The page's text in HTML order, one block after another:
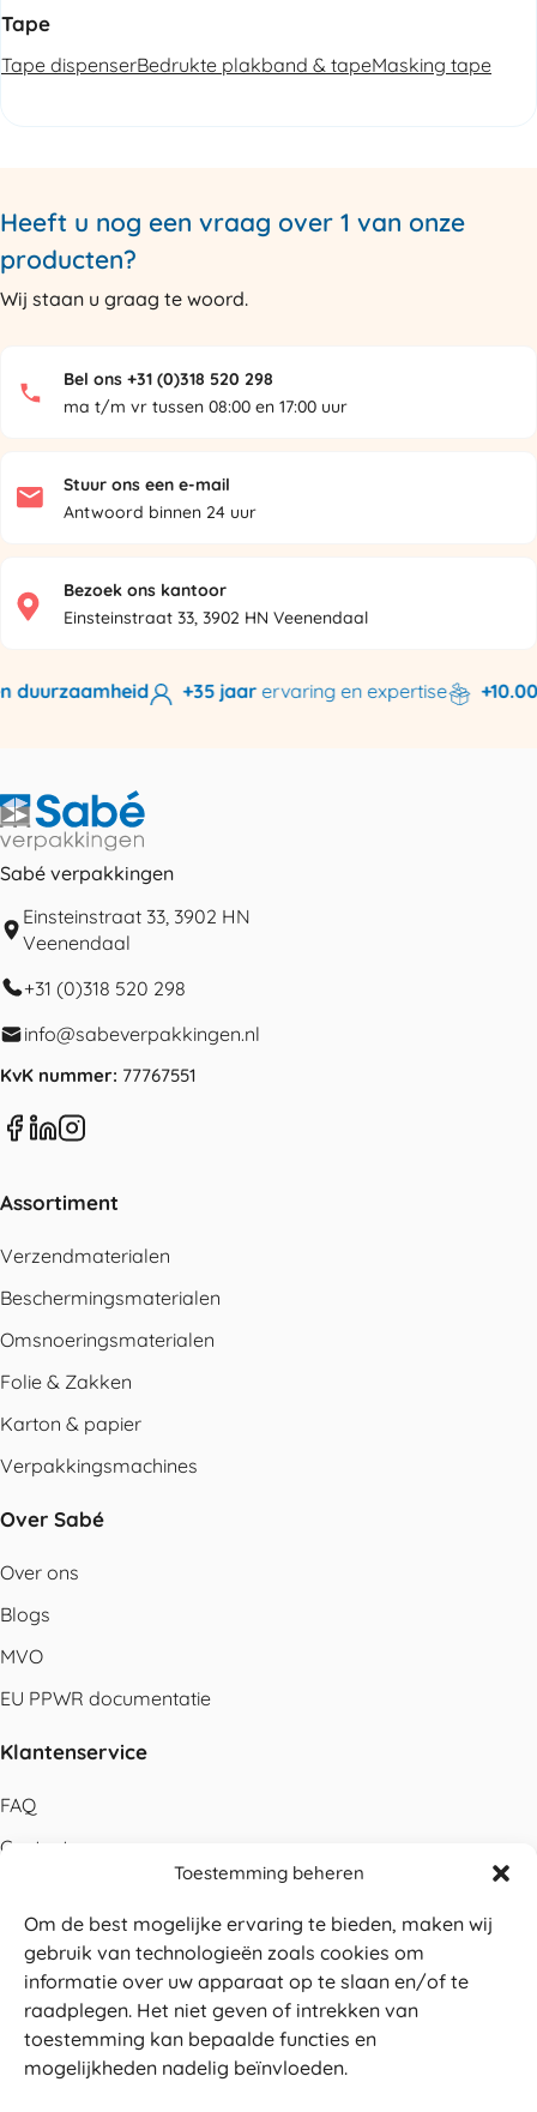
Toestemming beheren
Om de best mogelijke ervaring te bieden, maken wij
gebruik van technologieën zoals cookies om
informatie over uw apparaat op te slaan en/of te
raadplegen. Het niet geven of intrekken van
toestemming kan bepaalde functies en
mogelijkheden nadelig beïnvloeden.
Tape
Tape dispenserBedrukte plakband & tapeMasking tape
Heeft u nog een vraag over 1 van onze
producten?
Wij staan u graag te woord.
Bel ons +31 (0)318 520 298
ma t/m vr tussen 08:00 en 17:00 uur
Stuur ons een e-mail
Antwoord binnen 24 uur
Bezoek ons kantoor
Einsteinstraat 33, 3902 HN Veenendaal
+35 jaarervaring en expertise
Sabé verpakkingen
Einsteinstraat 33, 3902 HN
Veenendaal
+31 (0)318 520 298
info@sabeverpakkingen.nl
KvK nummer: 77767551
Assortiment
Verzendmaterialen
Beschermingsmaterialen
Omsnoeringsmaterialen
Folie & Zakken
Karton & papier
Verpakkingsmachines
Over Sabé
Over ons
Blogs
MVO
EU PPWR documentatie
Klantenservice
FAQ
Contact
Betalen
Levering
Retouren
Service en garantie